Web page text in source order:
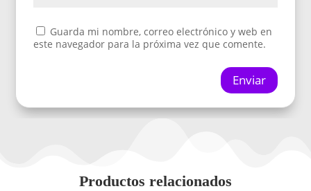
Guarda mi nombre, correo electrónico y web en
este navegador para la próxima vez que comente.
Enviar
Productos relacionados